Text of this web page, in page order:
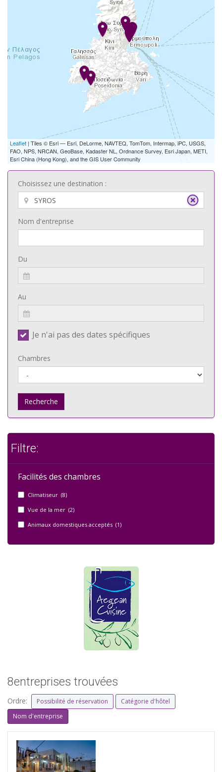
Leaflet | Tiles © Esri — Esri, DeLorme, NAVTEQ, TomTom, Intermap, iPC, USGS,
FAO, NPS, NRCAN, GeoBase, Kadaster NL, Ordnance Survey, Esri Japan, METI,
Esri China (Hong Kong), and the GIS User Community
Choisissez une destination :
Nom d'entreprise
Du
Au
Je n'ai pas des dates spécifiques
Chambres
Recherche
Filtre:
Facilités des chambres
Climatiseur (8)
Vue de la mer (2)
Animaux domestiques acceptés (1)
8entreprises trouvées
Ordre: Possibilité de réservation
Catégorie d'hôtel
Nom d'entreprise